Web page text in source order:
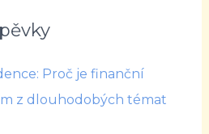
Proč je finanční
z dlouhodobých témat